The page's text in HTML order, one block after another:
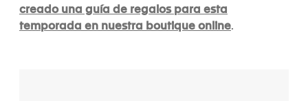
creado una guía de regalos para esta
temporada en nuestra boutique online.